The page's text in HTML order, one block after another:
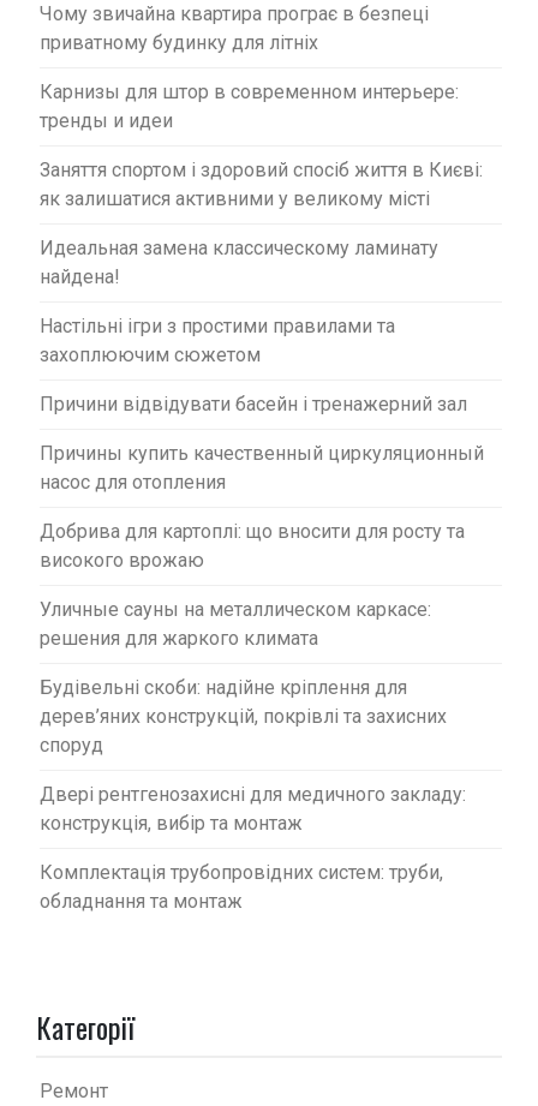
Чому звичайна квартира програє в безпеці
приватному будинку для літніх
Карнизы для штор в современном интерьере:
тренды и идеи
Заняття спортом і здоровий спосіб життя в Києві:
як залишатися активними у великому місті
Идеальная замена классическому ламинату
найдена!
Настільні ігри з простими правилами та
захоплюючим сюжетом
Причини відвідувати басейн і тренажерний зал
Причины купить качественный циркуляционный
насос для отопления
Добрива для картоплі: що вносити для росту та
високого врожаю
Уличные сауны на металлическом каркасе:
решения для жаркого климата
Будівельні скоби: надійне кріплення для
дерев’яних конструкцій, покрівлі та захисних
споруд
Двері рентгенозахисні для медичного закладу:
конструкція, вибір та монтаж
Комплектація трубопровідних систем: труби,
обладнання та монтаж
Категорії
Ремонт